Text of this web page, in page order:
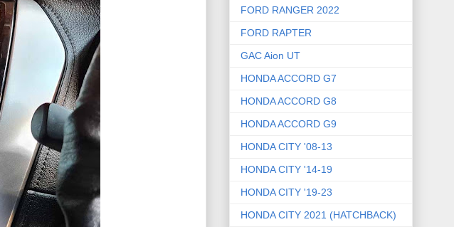
FORD RANGER 2022
FORD RAPTER
GAC Aion UT
HONDA ACCORD G7
HONDA ACCORD G8
HONDA ACCORD G9
HONDA CITY '08-13
HONDA CITY '14-19
HONDA CITY '19-23
HONDA CITY 2021 (HATCHBACK)